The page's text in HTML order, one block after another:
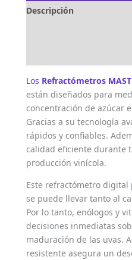
Descripción
Los Refractómetros
están diseñados para
concentración de azúcar
Gracias a su tecnología
rápidos y confiables.
calidad eficiente durante
producción vinícola.
Este refractómetro
se puede llevar tanto al
Por lo tanto, enólogos y
decisiones inmediatas
maduración de las uvas.
resistente asegura un